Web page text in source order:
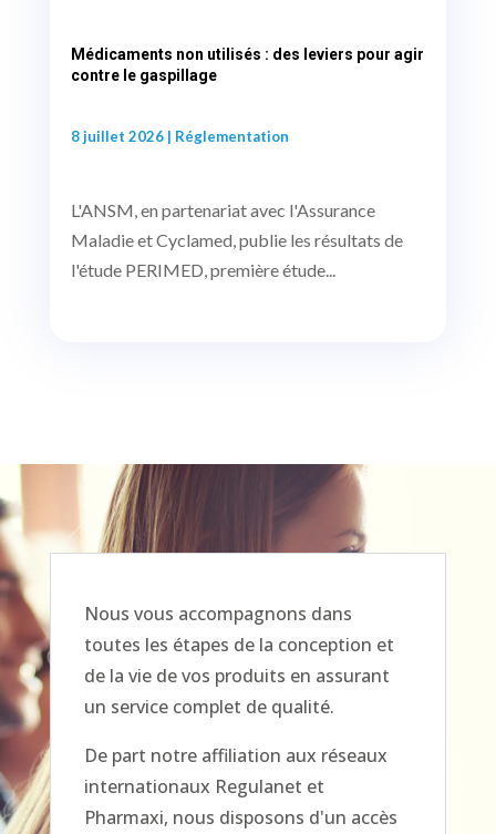
Médicaments non utilisés : des leviers pour agir
contre le gaspillage
8 juillet 2026| Réglementation
L'ANSM, en partenariat avec l'Assurance
Maladie et Cyclamed, publie les résultats de
l'étude PERIMED, première étude...
Nous vous accompagnons dans
toutes les étapes de la conception et
de la vie de vos produits en assurant
un service complet de qualité.
De part notre affiliation aux réseaux
internationaux Regulanet et
Pharmaxi, nous disposons d'un accès